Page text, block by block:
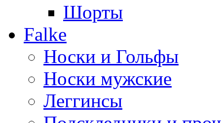
Шорты
Falke
Носки и Гольфы
Носки мужские
Леггинсы